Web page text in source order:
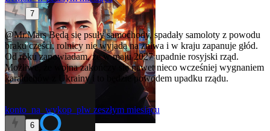
7
@Mr.MarsBędą się psuły samochody, spadały samoloty z powodu
braku części, rolnicy nie wyjadą na żniwa i w kraju zapanuje głód.
Od roku zapowiadam, że w maju 2027 upadnie rosyjski rząd.
Możliwe, że wojna zakończy się nawet nieco wcześniej wygnaniem
karaluchów z Ukrainy i to będzie powodem upadku rządu.
konto_na_wykop_plw zeszłym miesiącu
6